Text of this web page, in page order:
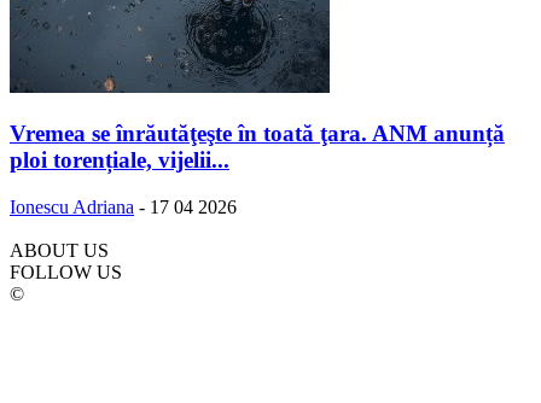
Vremea se înrăutăţeşte în toată ţara. ANM anunță
ploi torențiale, vijelii...
Ionescu Adriana - 17 04 2026
ABOUT US
FOLLOW US
©